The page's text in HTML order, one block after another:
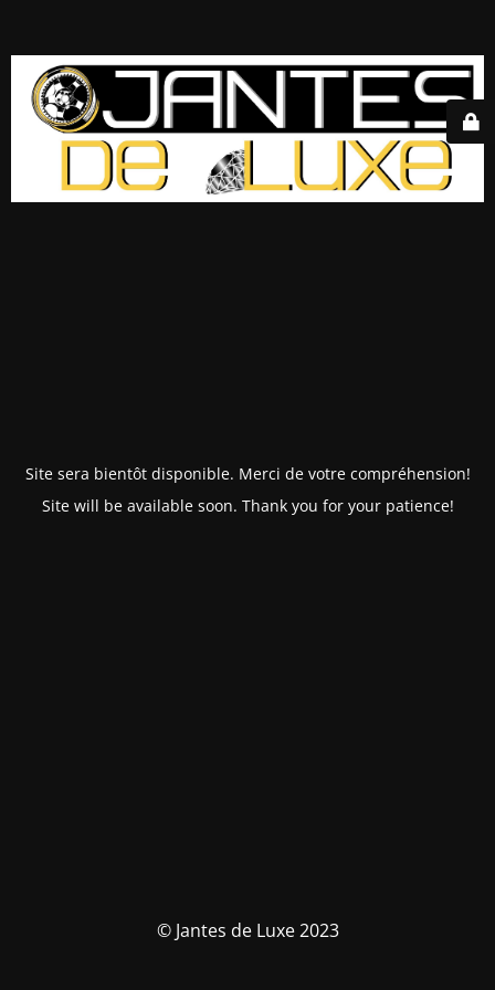
Site sera bientôt disponible. Merci de votre compréhension!
Site will be available soon. Thank you for your patience!
© Jantes de Luxe 2023